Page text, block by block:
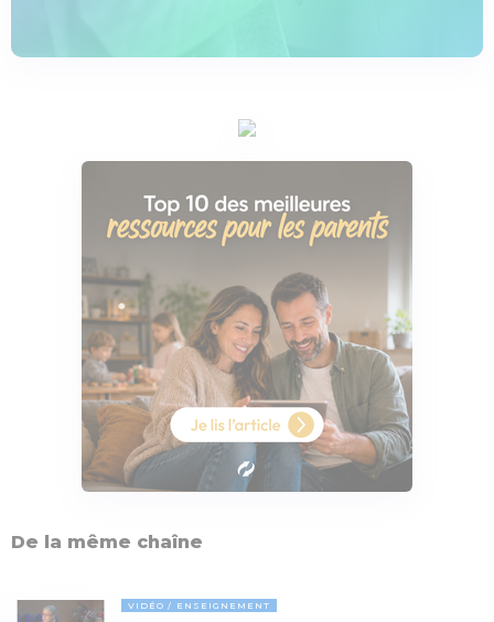
De la même chaîne
VIDÉO ENSEIGNEMENT